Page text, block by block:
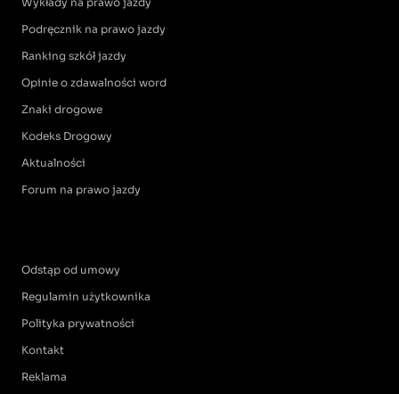
Podręcznik na prawo jazdy
Ranking szkół jazdy
Opinie o zdawalności word
Znaki drogowe
Kodeks Drogowy
Aktualności
Forum na prawo jazdy
Odstąp od umowy
Regulamin użytkownika
Polityka prywatności
Kontakt
Reklama